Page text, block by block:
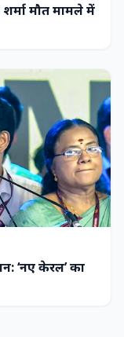
मौत मामले में
‘नए केरल’ का